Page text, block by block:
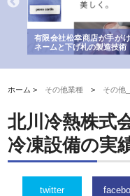
有限会社松幸商店が手が
ネームと下げ札の製造技術
ホーム > その他業種 > その他
北川冷熱株式
冷凍設備の実
twitter